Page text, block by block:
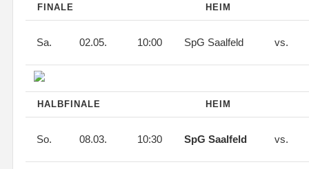
FINALE HEIM
Sa. 02.05. 10:00 SpG Saalfeld vs.
HALBFINALE HEIM
So. 08.03. 10:30 SpG Saalfeld vs.